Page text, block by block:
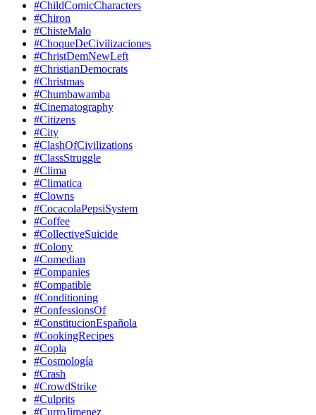
#ChildComicCharacters
#Chiron
#ChisteMalo
#ChoqueDeCivilizaciones
#ChristDemNewLeft
#ChristianDemocrats
#Christmas
#Chumbawamba
#Cinematography
#Citizens
#City
#ClashOfCivilizations
#ClassStruggle
#Clima
#Climatica
#Clowns
#CocacolaPepsiSystem
#Coffee
#CollectiveSuicide
#Colony
#Comedian
#Companies
#Compatible
#Conditioning
#ConfessionsOf
#ConstitucionEspañola
#CookingRecipes
#Copla
#Cosmología
#Crash
#CrowdStrike
#Culprits
#CurroJimenez